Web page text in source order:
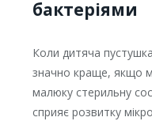
бактеріями
Коли дитяча
значно краще, якщо
малюку стерильну
сприяє розвитку